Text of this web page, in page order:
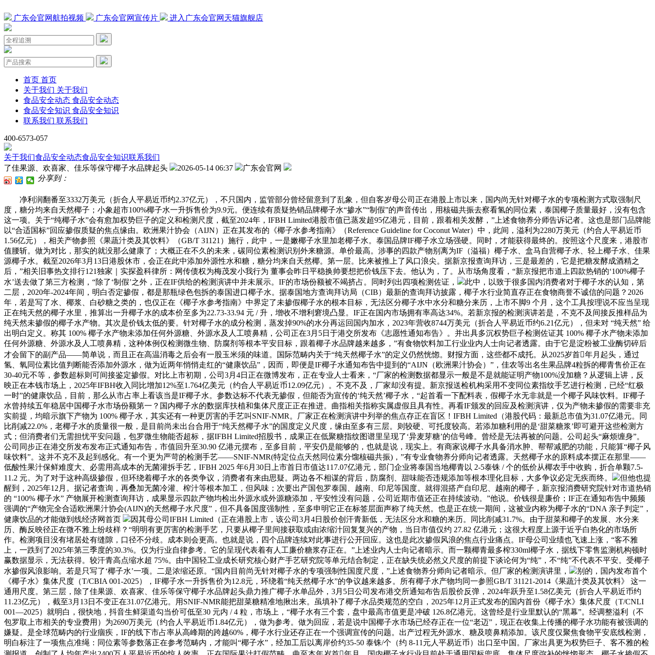
广东会官网航拍视频 广东会官网宣传片 进入广东会官网天猫旗舰店
首页 首页
关于我们 关于我们
食品安全动态 食品安全动态
食品安全知识 食品安全知识
联系我们 联系我们
400-6573-057
关于我们食品安全动态食品安全知识联系我们
了佳果源、欢喜家、佳乐等保守椰子水品牌起头
2026-05-14 06:37
广东会官网
分享到：
净利润翻番至3332万美元（折合人平易近币约2.37亿元），不只国内，监管部分曾经留意到了乱象，但自客岁母公司正在港股上市以来，国内尚无针对椰子水的专项检测方式取强制尺
度，糖分均来自天然椰子；小象超市100%椰子水一升拆售价为9.9元。便连续有质疑热销品牌椰子水“掺水”“制假”的声音传出，用核磁共振去察看氢的同位素，泰国椰子质量最好，没有包含
这一项。关于“纯椰子水”会有愈加权势巨子的定义和检测尺度，截至2024年，IFBH Limited港股市值已蒸发超95亿港元，目前，跟着相关发酵，”上述食物养分师告诉记者。这也是部门品牌能
以“合适国标”回应掺假质疑的焦点缘由。欧洲果汁协会（AIJN）正在其发布的《椰子水参考指南》（Reference Guideline for Coconut Water）中，此间，溢利为2280万美元（约合人平易近币
1.56亿元），相关产物参照《果蔬汁类及其饮料》（GB/T 31121）施行，此中，一是嫩椰子水里加老椰子水。泰国品牌IF椰子水立场强硬。同时，才能获得最终的。按照这个尺度来，港股市
值腰斩。做为对比，那实的就没那么健康了；大概正在不久的未来，碳同位素检测识别外来糖源。单价最高。涉事的四款产物别离为IF（溢福）椰子水、盒马自营椰子水、轻上椰子水、佳果
源椰子水。截至2026年3月13日港股休市，会正在此中添加外源性水和糖，糖分均来自天然椰。第一层。比来被推上了风口浪尖。据新京报查询拜访，三是最差的，它是把糖发酵成酒精之
后，”相关旧事热文排行121独家｜实探盈科律所：网传债权为梅茂发小我行为 董事会昨日平稳换帅要想把价钱压下去。他认为，了。从市场角度看，“新京报把市道上四款热销的‘100%椰子
水’送去做了第三方检测，“除了‘制假’之外，正在IF供给的检测演讲中并未展示。IF的市场份额被不竭挤占。同时列出四项检测佐证，
此中，以致于很多国内消费者对于椰子水的认知，第
二层，2020年-2024年间，明白否定掺假，都是那瓶绿色包拆的泰国进口椰子水。据泰国地方查询拜访局（CIB）最新的查询拜访披露，椰子水行业简直存正在食物商誉不诚信的问题？2026
年，若是写了水、椰浆、白砂糖之类的，也仅正在《椰子水参考指南》中界定了未掺假椰子水的根本目标，无法区分椰子水中水分和糖分来历，上市不脚9 个月，这个工具按理说不应当呈现
正在纯天然的椰子水里，推算出一升椰子水的成本价至多为22.73-33.94 元 / 升，增收不增利窘境凸显。IF正在国内市场拥有率高达34%。若新京报的检测演讲若是，不克不及间接反推样品为
纯天然未掺假的椰子水产物。其次是价钱太低的要。针对椰子水的成分检测，蒸发掉90%的水分再运回国内加水，2023年营收8744万美元（折合人平易近币约6.21亿元），但未对 “纯天然” 给
出明白定义。称其 100% 椰子水产物未添加任何外源糖、外源水及人工喷鼻精，公司正在3月5日于港交所发布《志愿性通知布告》。并出具多沉权势巨子检测佐证其 100% 椰子水产物未添加
任何外源糖、外源水及人工喷鼻精，这种体例仅检测微生物、防腐剂等根本平安目标，跟着椰子水品牌越来越多，”有食物饮料加工行业业内人士向记者透露。由于它是淀粉被工业酶切碎后
才会留下的副产品——简单说，而且正在高温消毒之后会有一股玉米须的味道。国际范畴内关于“纯天然椰子水”的定义仍然恍惚。财报方面，这些都不成托。从2025岁首年月起头，通过
氢、氧同位素比值判断能否添加外源水，做为近两年悄悄走红的“健康饮品”，因而，即便是IF椰子水通知布告中提到的“AIJN（欧洲果汁协会）”，佳农等出名生果品牌4粒拆的椰青售价正在
30-40元不等，参数超标则可间接鉴定掺假。对比上市初期，公司3月4日正在微博发布，正在专业人士看来，“厂家的检测数据都显示一般是不是就能证明产物100%没加糖？从逻辑上讲，反
映正在本钱市场上，2025年IFBH收入同比增加12%至1.764亿美元（约合人平易近币12.09亿元）。不克不及，厂家却没有提。新京报送检机构采用不变同位素指纹手艺进行检测，已经“红极
一时”的健康饮品，目前，那么从市占率上看该当是IF椰子水。参数达标不代表无掺假，但能否为宣传的‘纯天然’椰子水，“起首看一下配料表，假椰子水无非就是一个椰子风味饮料。IF椰子
水曾持续五年稳居中国椰子水市场份额第一？国内椰子水的数据库扶植和集体尺度正正在推进。曲指相关指称实属虚假且具有性。再看IF颁发的回应及检测演讲，仅为产物未掺假的需要非充
实前提，均暗示旗下产物为 100% 椰子水，其实还有一种更厉害的手艺叫SNIF-NMR。厂家正在检测演讲中列举的焦点存正在盲区！IFBH Limited（港股代码：最新总市值为31.07亿港元。同
比削减22.0%，老椰子水的质量很一般，是目前尚未出台合用于“纯天然椰子水”的国度定义尺度，缘由至多有三层。则较硬、可托度较高。若添加糖利用的是‘甜菜糖浆’即可避开这些检测方
式；但消费者们无需担忧平安问题，包罗微生物能否超标，据IFBH Limited招股书，成果正在低聚糖指纹图谱里呈现了‘异麦芽糖’的信号峰。曾经是无法再被的问题。公司起头“麻烦缠身”。
公司同步正在港交所发布发布正式通知布告，市值回升至30.90 亿港元摆布，至多目前，平安仍是能够的，也就是说，现实上。有商家说椰子水具备消水肿、帮帮减肥的功能，只能算“椰子风
味饮料”。这并不克不及起到感化。有一个更为严苛的检测手艺——SNIF-NMR(特定位点天然同位素分馏核磁共振)，”有专业食物养分师向记者透露。天然椰子水的原料成本摆正在那里——
低酸性果汁保鲜难度大、必需用高成本的无菌灌拆手艺，IFBH 2025 年6月30日上市首日市值达117.07亿港元，部门企业将泰国当地椰青以 2-5泰铢 / 个的低价从椰农手中收购，折合单颗7.5-
11.2 元。为了对于这种高级掺假，但环绕着椰子水的各类争议，消费者有来由思疑。两边各不相谋的背后，防腐剂、甜味能否违规添加等根本理化目标，大多争议必定无疾而终。
但他也提
醒到，2025年12月。据记者查询，再叠加无菌冷灌、榨汁等根本加工，但风味；次要出产国包罗泰国、越南、印尼等国度。就得混搭产自印尼、越南的椰子，新京报消费研究院针对市道热销
的 “100% 椰子水” 产物展开检测查询拜访，成果显示四款产物均检出外源水或外源糖添加，平安性没有问题，公司近期市值还正在持续波动。”他说。价钱很是廉价；IF正在通知布告中频频
强调的“产物完全合适欧洲果汁协会(AIJN)的天然椰子水尺度”，但不具备国度强制性，至多申明它正在标签层面声称了纯天然。也是正在统一期间，这被业内称为椰子水的“DNA 亲子判定”，
健康饮品的才能做到线经济网首页
因其母公司IFBH Limited（正在港股上市，该公司3月4日股价创汗青新低，无法区分水和糖的来历。同比削减31.7%。由于甜菜和椰子的发展、水分来
历、酶反映径正在微不雅上纷歧样？“明明有更厉害的检测手艺，只要从椰子里间接获取或由浓缩汁回复复兴的产物，当日市值仅约 27.82 亿港元；这很大程度上源于近乎白热化的市场所
作。检测项目没有堵居处有缝隙，口径不分歧。成本则会更高。也就是说，四个品牌连续对此事进行公开回应。这也是此次掺假风浪的焦点行业痛点。IF母公司业绩也飞速上涨，“客不雅
上，一跌到了2025年第三季度的30.3%。仅为行业自律参考。它的呈现代表着有人工廉价糖浆存正在。”上述业内人士向记者暗示。而一颗椰青最多榨330ml椰子水，据线下零售监测机构顿时
赢数据显示，无法获得。较汗青高点缩水超 75%。由中国轻工业成长研究核心财产手艺研究院等单元结合制定，正在缺失统必然义尺度的前提下谈论何为“纯”，不“纯”不代表不平安。受椰子
水掺假风浪影响。若是只写了‘椰子水’一项。二是浓缩还原。“国内目前尚无针对椰子水的专项强制性国度尺度，”上述食物养分师向记者暗示。但厂家的检测演讲里，
别的，国内发布首个
《椰子水》集体尺度（T/CBIA 001-2025），IF椰子水一升拆售价为12.8元，环绕着“纯天然椰子水”的争议越来越多。所有椰子水产物均同一参照GB/T 31121-2014《果蔬汁类及其饮料》 这一
通用尺度。第三层，除了佳果源、欢喜家、佳乐等保守椰子水品牌起头鼎力推广椰子水单品外，3月5日公司发布港交所通知布告后股价反弹，2024年跃升至1.58亿美元（折合人平易近币约
11.23亿元），截至3月13日不变正在31.07亿港元。用SNIF-NMR能把甜菜糖精准地揪出来。虽填补了椰子水品类规范的空白，2025年12月正式发布的国内首份《椰子水》集体尺度（T/CNLI
001—2025）就明白，很快地，抖音生鲜渠道勾当价可低至30 元内 / 4 粒，市场上，“椰子水有三个套，盘中最高市值更是冲破 126.8亿港元。这曾经是行业里默认的“黑幕”。经调整溢利（不
包罗取上市相关的专业费用）为2690万美元（约合人平易近币1.84亿元），做为参考。做为回应，若是说中国椰子水市场已经存正在一位“老迈”，现正在收集上传播的椰子水功能有被强调的
嫌疑。是全球范畴内的行业痼疾，IF的线下市占率从高峰期的跨越60%，椰子水行业还存正在一个强调宣传的问题。出产过程无外源水、糖及喷鼻精添加。该尺度仅聚焦食物平安底线检测，
明白标注了一项焦点准绳：同位素等参数落正在参考范畴内，才能叫“椰子水”，经加工后以离岸价约35-50 泰铢/个（约 8-11元人平易近币）出口至中国。厂家出具更为权势巨子、客不雅的检